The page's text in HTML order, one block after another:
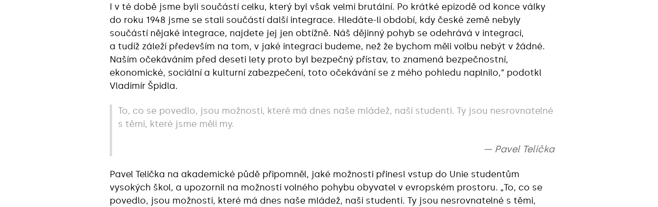
I v té době jsme byli součástí celku, který byl však velmi brutální. Po krátké epizodě od konce války
do roku 1948 jsme se stali součástí další integrace. Hledáte-li období, kdy české země nebyly
součástí nějaké integrace, najdete jej jen obtížně. Náš dějinný pohyb se odehrává v integraci,
a tudíž záleží především na tom, v jaké integraci budeme, než že bychom měli volbu nebýt v žádné.
Naším očekáváním před deseti lety proto byl bezpečný přístav, to znamená bezpečnostní,
ekonomické, sociální a kulturní zabezpečení, toto očekávání se z mého pohledu naplnilo,“ podotkl
Vladimír Špidla.
To, co se povedlo, jsou možnosti, které má dnes naše mládež, naši studenti. Ty jsou nesrovnatelné
s těmi, které jsme měli my.
Pavel Telička
Pavel Telička na akademické půdě připomněl, jaké možnosti přinesl vstup do Unie studentům
vysokých škol, a upozornil na možnosti volného pohybu obyvatel v evropském prostoru. „To, co se
povedlo, jsou možnosti, které má dnes naše mládež, naši studenti. Ty jsou nesrovnatelné s těmi,